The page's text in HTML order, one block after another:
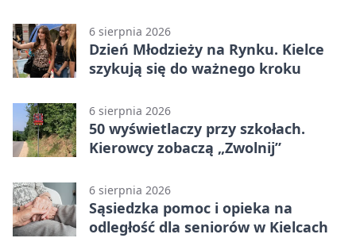
6 sierpnia 2026
Dzień Młodzieży na Rynku. Kielce
szykują się do ważnego kroku
6 sierpnia 2026
50 wyświetlaczy przy szkołach.
Kierowcy zobaczą „Zwolnij”
6 sierpnia 2026
Sąsiedzka pomoc i opieka na
odległość dla seniorów w Kielcach